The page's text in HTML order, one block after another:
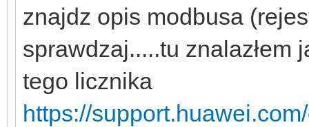
znajdz opis modbusa
sprawdzaj.....tu znalazłem
tego licznika
https://